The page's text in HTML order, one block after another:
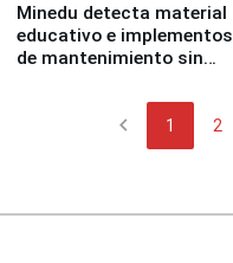
Minedu detecta material
educativo e implementos
de mantenimiento sin
chevron_left 1 2